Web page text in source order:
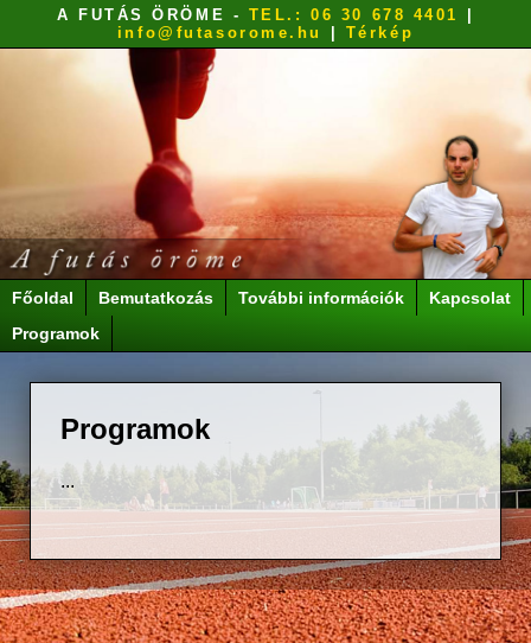
A FUTÁS ÖRÖME - TEL.: 06 30 678 4401
info@futasorome.hu
Térkép
Főoldal Bemutatkozás További információk
Kapcsolat
Programok
Programok
...